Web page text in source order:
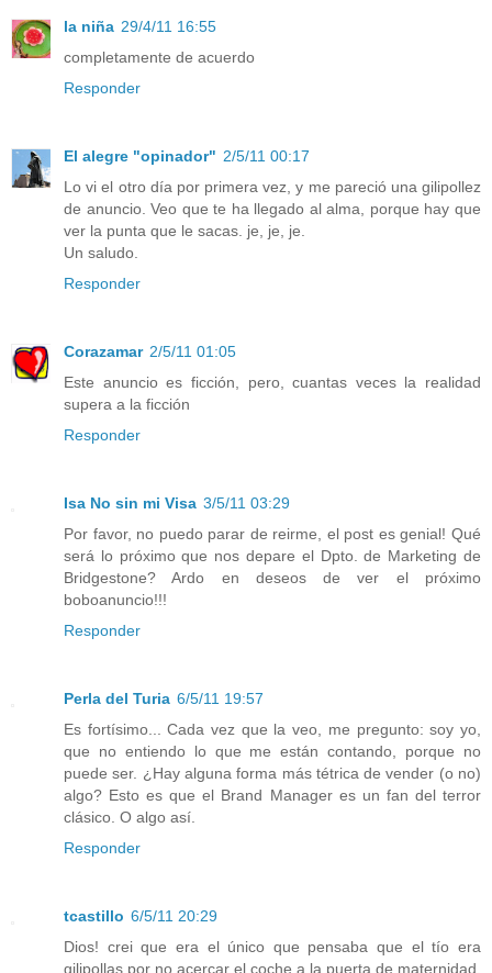
la niña 29/4/11 16:55
completamente de acuerdo
Responder
El alegre "opinador" 2/5/11 00:17
Lo vi el otro día por primera vez, y me pareció una gilipollez
de anuncio. Veo que te ha llegado al alma, porque hay que
ver la punta que le sacas. je, je, je.
Un saludo.
Responder
Corazamar 2/5/11 01:05
Este anuncio es ficción, pero, cuantas veces la realidad
supera a la ficción
Responder
Isa No sin mi Visa 3/5/11 03:29
Por favor, no puedo parar de reirme, el post es genial! Qué
será lo próximo que nos depare el Dpto. de Marketing de
Bridgestone? Ardo en deseos de ver el próximo
boboanuncio!!!
Responder
Perla del Turia 6/5/11 19:57
Es fortísimo... Cada vez que la veo, me pregunto: soy yo,
que no entiendo lo que me están contando, porque no
puede ser. ¿Hay alguna forma más tétrica de vender (o no)
algo? Esto es que el Brand Manager es un fan del terror
clásico. O algo así.
Responder
tcastillo 6/5/11 20:29
Dios! crei que era el único que pensaba que el tío era
gilipollas por no acercar el coche a la puerta de maternidad.